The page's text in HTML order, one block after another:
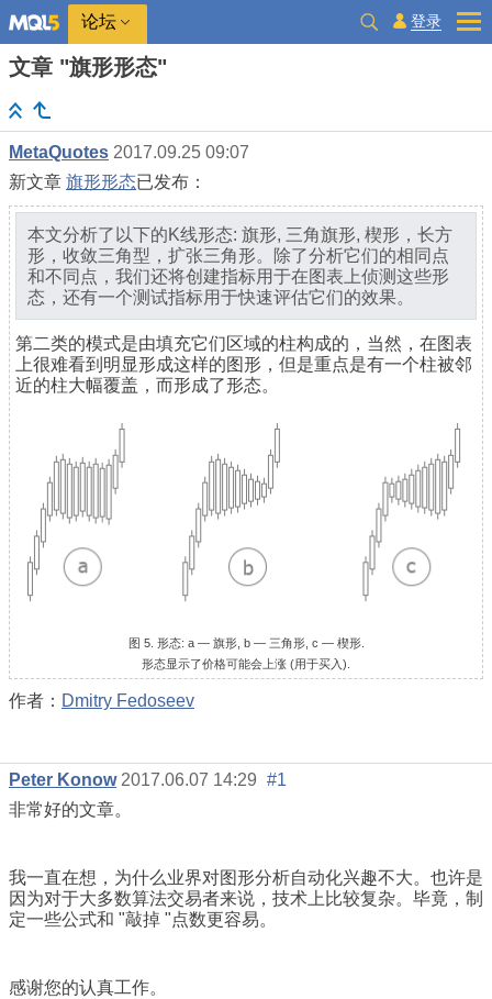
论坛 登录
文章 "旗形形态"
MetaQuotes 2017.09.25 09:07
新文章 旗形形态已发布：
本文分析了以下的K线形态: 旗形, 三角旗形, 楔形，长方
形，收敛三角型，扩张三角形。除了分析它们的相同点
和不同点，我们还将创建指标用于在图表上侦测这些形
态，还有一个测试指标用于快速评估它们的效果。
第二类的模式是由填充它们区域的柱构成的，当然，在图表
上很难看到明显形成这样的图形，但是重点是有一个柱被邻
近的柱大幅覆盖，而形成了形态。
图 5. 形态: a — 旗形, b — 三角形, c — 楔形.
形态显示了价格可能会上涨 (用于买入).
作者： Dmitry Fedoseev
Реter Konow 2017.06.07 14:29 #1
非常好的文章。
我一直在想，为什么业界对图形分析自动化兴趣不大。也许是
因为对于大多数算法交易者来说，技术上比较复杂。毕竟，制
定一些公式和 "敲掉 "点数更容易。
感谢您的认真工作。